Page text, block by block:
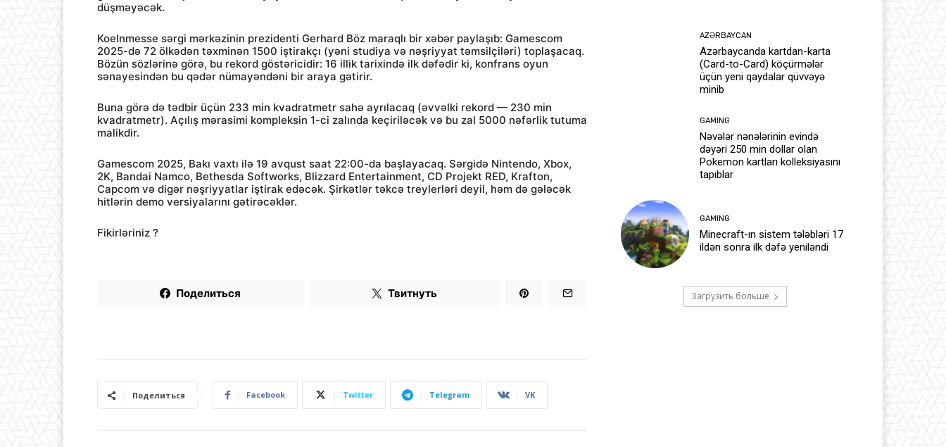
düşməyəcək.
Koelnmesse sərgi mərkəzinin prezidenti Gerhard Böz maraqlı bir xəbər paylaşıb: Gamescom
2025-də 72 ölkədən təxminən 1500 iştirakçı (yəni studiya və nəşriyyat təmsilçiləri) toplaşacaq.
Bözün sözlərinə görə, bu rekord göstəricidir: 16 illik tarixində ilk dəfədir ki, konfrans oyun
sənayesindən bu qədər nümayəndəni bir araya gətirir.
Buna görə də tədbir üçün 233 min kvadratmetr sahə ayrılacaq (əvvəlki rekord — 230 min
kvadratmetr). Açılış mərasimi kompleksin 1-ci zalında keçiriləcək və bu zal 5000 nəfərlik tutuma
malikdir.
Gamescom 2025, Bakı vaxtı ilə 19 avqust saat 22:00-da başlayacaq. Sərgidə Nintendo, Xbox,
2K, Bandai Namco, Bethesda Softworks, Blizzard Entertainment, CD Projekt RED, Krafton,
Capcom və digər nəşriyyatlar iştirak edəcək. Şirkətlər təkcə treylerləri deyil, həm də gələcək
hitlərin demo versiyalarını gətirəcəklər.
Fikirləriniz ?
Поделиться Твитнуть
Поделиться Facebook Twitter Telegram VK
AZƏRBAYCAN
Azərbaycanda kartdan-karta
(Card-to-Card) köçürmələr
üçün yeni qaydalar qüvvəyə
minib
GAMING
Nəvələr nənələrinin evində
dəyəri 250 min dollar olan
Pokemon kartları kolleksiyasını
tapıblar
GAMING
Minecraft-ın sistem tələbləri 17
ildən sonra ilk dəfə yeniləndi
Загрузить больше